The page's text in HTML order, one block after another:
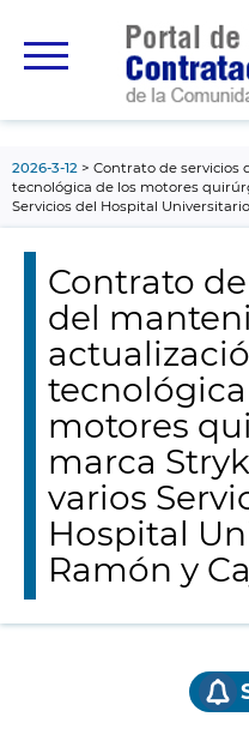
principal
2026-3-12
Contrato de servicios
tecnológica de los motores
Servicios del Hospital
Contrato
del
motores
marca
varios
Hospital
Ramón y